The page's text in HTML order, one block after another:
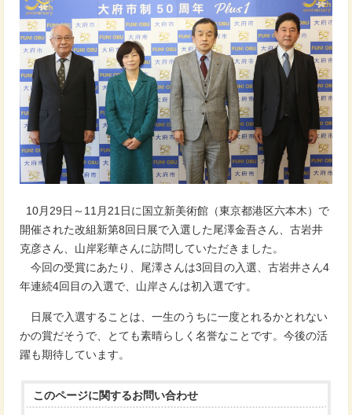
10月29日～11月21日に国立新美術館（東京都港区六本木）で
開催された改組新第8回日展で入選した尾澤金吾さん、古岩井
克彦さん、山岸彩華さんに訪問していただきました。
今回の受賞にあたり、尾澤さんは3回目の入選、古岩井さん4
年連続4回目の入選で、山岸さんは初入選です。
日展で入選することは、一生のうちに一度とれるかとれない
かの賞だそうで、とても素晴らしく名誉なことです。今後の活
躍も期待しています。
このページに関するお問い合わせ